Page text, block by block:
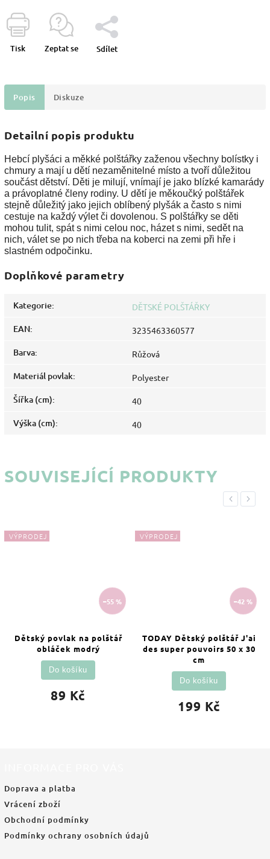
Tisk Zeptat se Sdílet
Popis Diskuze
Detailní popis produktu
Hebcí plyšáci a měkké polštářky zaženou všechny bolístky i
chmury a mají u dětí nezaměnitelné místo a tvoří důležitou
součást dětství. Děti je milují, vnímají je jako blízké kamarády
a právoplatné členy rodiny. U dětí je měkoučký polštářek
stejně důležitý jako jejich oblíbený plyšák a často s nimi
cestuje na každý výlet či dovolenou. S polštářky se děti
mohou tulit, spát s nimi celou noc, házet s nimi, sedět na
nich, válet se po nich třeba na koberci na zemi při hře i
slastném odpočinku.
Doplňkové parametry
Kategorie: DĚTSKÉ POLŠTÁŘKY
EAN: 3235463360577
Barva: Růžová
Materiál povlak: Polyester
Šířka (cm): 40
Výška (cm): 40
SOUVISEJÍCÍ PRODUKTY
Previous
VÝPRODEJ
–55 %
Dětský povlak na polštář
obláček modrý
89 Kč
Do košíku
VÝPRODEJ
–42 %
TODAY Dětský polštář J'ai
des super pouvoirs 50 x 30
cm
199 Kč
Do košíku
Next
Doprava a platba
Vrácení zboží
Obchodní podmínky
Podmínky ochrany osobních údajů